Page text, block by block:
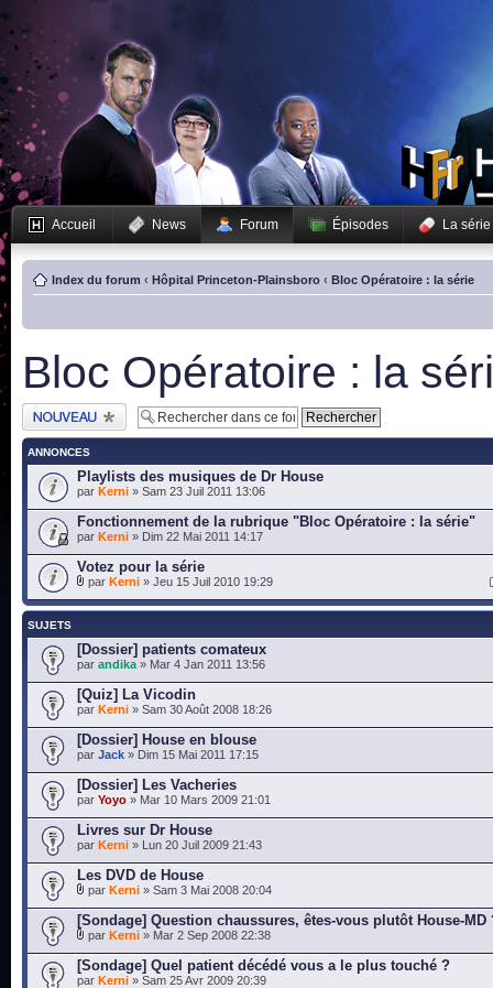
Accueil News Forum Épisodes La série
Index du forum ‹ Hôpital Princeton-Plainsboro ‹ Bloc Opératoire : la série
Bloc Opératoire : la
Publier un nouveau
sujet
ANNONCES
Playlists des musiques de Dr House
par Kerni » Sam 23 Juil 2011 13:06
Fonctionnement de la rubrique "Bloc Opératoire : la série"
par Kerni » Dim 22 Mai 2011 14:17
Votez pour la série
par Kerni » Jeu 15 Juil 2010 19:29
SUJETS
[Dossier] patients comateux
par andika » Mar 4 Jan 2011 13:56
[Quiz] La Vicodin
par Kerni » Sam 30 Août 2008 18:26
[Dossier] House en blouse
par Jack » Dim 15 Mai 2011 17:15
[Dossier] Les Vacheries
par Yoyo » Mar 10 Mars 2009 21:01
Livres sur Dr House
par Kerni » Lun 20 Juil 2009 21:43
Les DVD de House
par Kerni » Sam 3 Mai 2008 20:04
[Sondage] Question chaussures, êtes-vous plutôt House-MD
par Kerni » Mar 2 Sep 2008 22:38
[Sondage] Quel patient décédé vous a le plus touché ?
par Kerni » Sam 25 Avr 2009 20:39